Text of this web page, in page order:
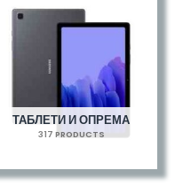
ТАБЛЕТИ И ОПРЕМА
317 PRODUCTS